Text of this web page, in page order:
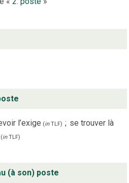
l’exige (inTLF) ; se trouver là
(inTLF)
(à son) poste